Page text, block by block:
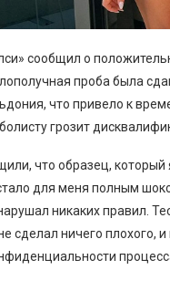
сообщил о
проба была
что привело к
грозит
что образец,
для меня полным
никаких правил.
сделал ничего плохого,